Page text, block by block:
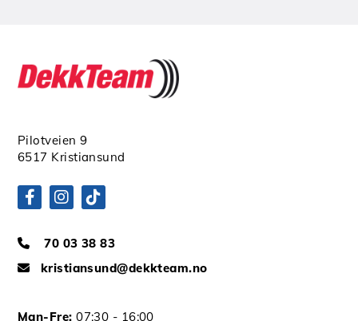
Pilotveien 9
6517 Kristiansund
 70 03 38 83
 kristiansund@dekkteam.no
Man-Fre: 07:30 - 16:00